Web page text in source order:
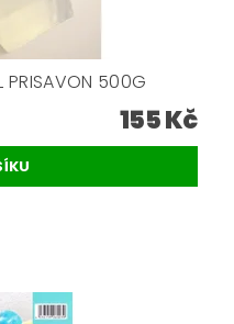
PRISAVON 500G
155 Kč